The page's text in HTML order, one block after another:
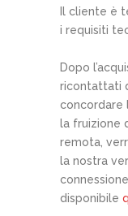
Il cliente è
i requisiti
Dopo
ricontattati
concordare
la fruizione
remota,
la nostra
disponibile